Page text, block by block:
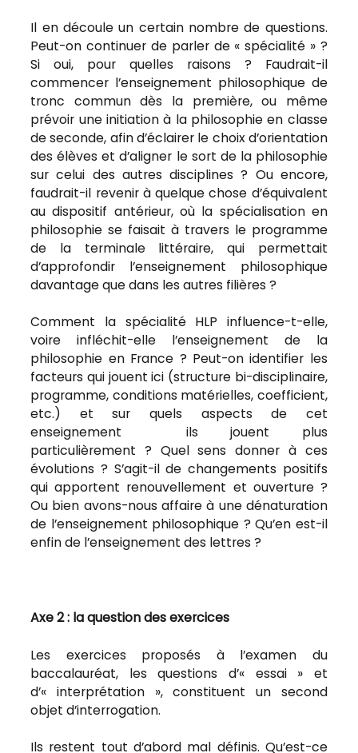
Il en découle un certain nombre de questions.
Peut-on continuer de parler de « spécialité » ?
Si oui, pour quelles raisons ? Faudrait-il
commencer l’enseignement philosophique de
tronc commun dès la première, ou même
prévoir une initiation à la philosophie en classe
de seconde, afin d’éclairer le choix d’orientation
des élèves et d’aligner le sort de la philosophie
sur celui des autres disciplines ? Ou encore,
faudrait-il revenir à quelque chose d’équivalent
au dispositif antérieur, où la spécialisation en
philosophie se faisait à travers le programme
de la terminale littéraire, qui permettait
d’approfondir l’enseignement philosophique
davantage que dans les autres filières ?
Comment la spécialité HLP influence-t-elle,
voire infléchit-elle l’enseignement de la
philosophie en France ? Peut-on identifier les
facteurs qui jouent ici (structure bi-disciplinaire,
programme, conditions matérielles, coefficient,
etc.) et sur quels aspects de cet
enseignement ils jouent plus
particulièrement ? Quel sens donner à ces
évolutions ? S’agit-il de changements positifs
qui apportent renouvellement et ouverture ?
Ou bien avons-nous affaire à une dénaturation
de l’enseignement philosophique ? Qu’en est-il
enfin de l’enseignement des lettres ?
Axe 2 : la question des exercices
Les exercices proposés à l’examen du
baccalauréat, les questions d’« essai » et
d’« interprétation », constituent un second
objet d’interrogation.
Ils restent tout d’abord mal définis. Qu’est-ce